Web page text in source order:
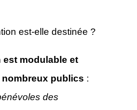
est-elle destinée ?
est modulable et
nombreux publics :
des